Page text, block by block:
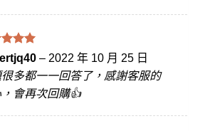
5滿
– 2022 年 10 月 25 日
多都一一回答了，感謝客服的
會再次回購👍